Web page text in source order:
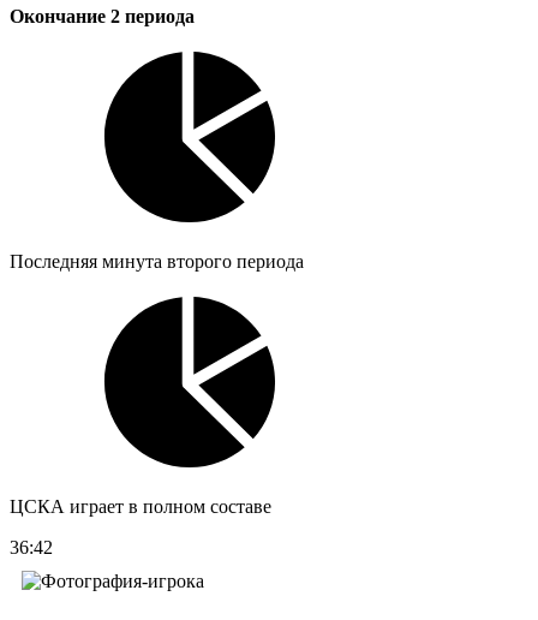
Окончание 2 периода
Последняя минута второго периода
ЦСКА играет в полном составе
36:42